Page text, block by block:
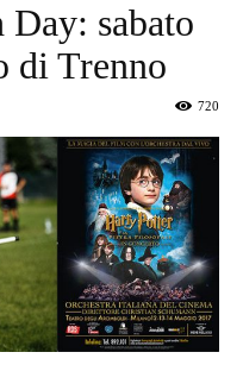
sabato
di Trenno
720